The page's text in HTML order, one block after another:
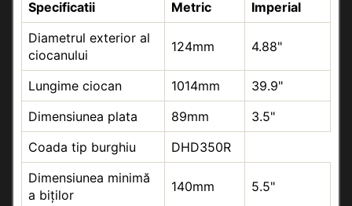
Specificatii Metric
Imperial
Diametrul exterior al
ciocanului
124mm 4.88"
Lungime ciocan 1014mm
39.9"
Dimensiunea plata
89mm
3.5"
Coada tip burghiu
DHD350R
Dimensiunea minimă
a biților
140mm 5.5"